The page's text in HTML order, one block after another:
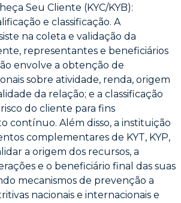
Seu Cliente (KYC/KYB):
e classificação. A
na coleta e validação da
representantes e beneficiários
envolve a obtenção de
sobre atividade, renda, origem
da relação; e a classificação
do cliente para fins
contínuo. Além disso, a instituição
complementares de KYT, KYP,
a origem dos recursos, a
e o beneficiário final das suas
mecanismos de prevenção a
nacionais e internacionais e